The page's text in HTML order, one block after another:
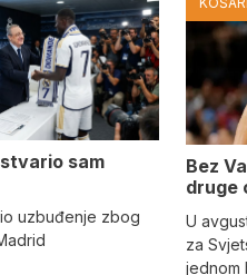
sam
uzbuđenje zbog
Bez
druge
U
za
jednom